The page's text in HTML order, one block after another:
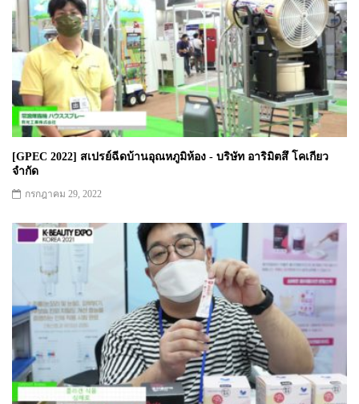
[GPEC 2022] สเปรย์ฉีดบ้านอุณหภูมิห้อง - บริษัท อาริมิตสึ โคเกียว
จำกัด
กรกฎาคม 29, 2022